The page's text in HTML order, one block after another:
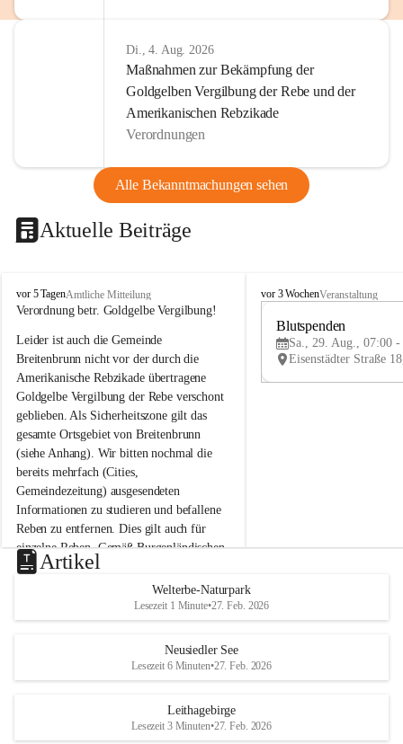
Di., 4. Aug. 2026
Maßnahmen zur Bekämpfung der
Goldgelben Vergilbung der Rebe und der
Amerikanischen Rebzikade
Verordnungen
Alle Bekanntmachungen sehen
Aktuelle Beiträge
B
r
i
t
e
n
b
r
u
n
n
a
m
N
e
u
s
d
S
vor 5 TagenAmtliche Mitteilung
Verordnung betr. Goldgelbe Vergilbung!
Leider ist auch die Gemeinde
Breitenbrunn nicht vor der durch die
Amerikanische Rebzikade übertragene
Goldgelbe Vergilbung der Rebe verschont
geblieben. Als Sicherheitszone gilt das
gesamte Ortsgebiet von Breitenbrunn
(siehe Anhang). Wir bitten nochmal die
bereits mehrfach (Cities,
Gemeindezeitung) ausgesendeten
Informationen zu studieren und befallene
Reben zu entfernen. Dies gilt auch für
einzelne Reben. Gemäß Burgenländischen
Weinbaugesetz sind nicht gepflegte oder
unzulässige Weingärten zu roden! Bitte
helfen wir zusammen um unsere Winzer
vor den prognostizierten Ernteausfällen
und den daraus folgenden wirtschaftlichen
Maßnahmen zur Bekämpfung
B
e
u
e
d
r
S
vor 3 WochenVeranstaltung
Blutspenden
Sa., 29. Aug., 07:00 -
Artikel
Welterbe-Naturpark
Lesezeit 1 Minute•27. Feb. 2026
Neusiedler See
Lesezeit 6 Minuten•27. Feb. 2026
Leithagebirge
Lesezeit 3 Minuten•27. Feb. 2026